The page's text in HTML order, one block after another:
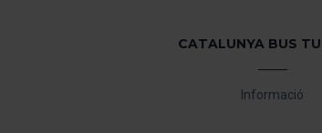
CATALUNYA BUS
Informació